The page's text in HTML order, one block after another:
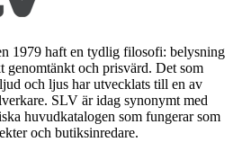
1979 haft en tydlig filosofi: belysning
genomtänkt och prisvärd. Det som
och ljus har utvecklats till en av
SLV är idag synonymt med
huvudkatalogen som fungerar som
och butiksinredare.